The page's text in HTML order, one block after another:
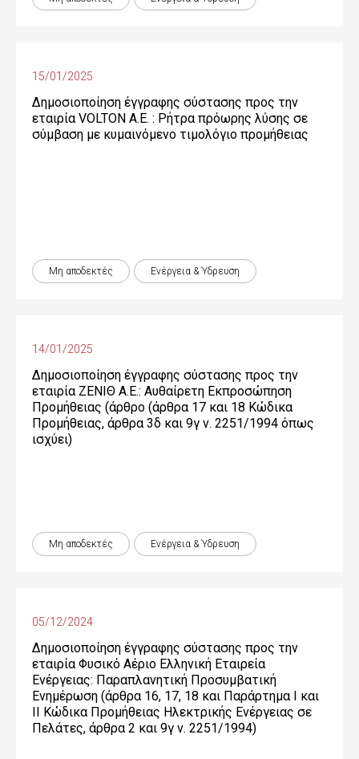
15/01/2025
Δημοσιοποίηση έγγραφης σύστασης προς την
εταιρία VOLTON Α.Ε. : Ρήτρα πρόωρης λύσης σε
σύμβαση με κυμαινόμενο τιμολόγιο προμήθειας
Μη αποδεκτές Ενέργεια & Ύδρευση
14/01/2025
Δημοσιοποίηση έγγραφης σύστασης προς την
εταιρία ΖΕΝΙΘ Α.Ε.: Αυθαίρετη Εκπροσώπηση
Προμήθειας (άρθρο (άρθρα 17 και 18 Κώδικα
Προμήθειας, άρθρα 3δ και 9γ ν. 2251/1994 όπως
ισχύει)
Μη αποδεκτές Ενέργεια & Ύδρευση
05/12/2024
Δημοσιοποίηση έγγραφης σύστασης προς την
εταιρία Φυσικό Αέριο Ελληνική Εταιρεία
Ενέργειας: Παραπλανητική Προσυμβατική
Ενημέρωση (άρθρα 16, 17, 18 και Παράρτημα Ι και
ΙΙ Κώδικα Προμήθειας Ηλεκτρικής Ενέργειας σε
Πελάτες, άρθρα 2 και 9γ ν. 2251/1994)